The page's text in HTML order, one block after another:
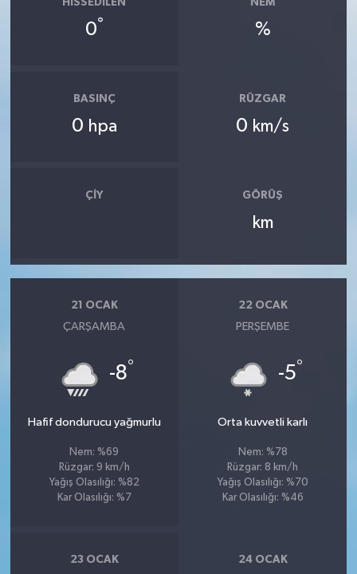
0° %
BASINÇ
0 hpa
RÜZGAR
0 km/s
ÇIY GÖRÜŞ
km
21 OCAK
ÇARŞAMBA
-8°
Hafif dondurucu yağmurlu
Nem: %69
Rüzgar: 9 km/h
Yağış Olasılığı: %82
Kar Olasılığı: %7
22 OCAK
PERŞEMBE
-5°
Orta kuvvetli karlı
Nem: %78
Rüzgar: 8 km/h
Yağış Olasılığı: %70
Kar Olasılığı: %46
23 OCAK 24 OCAK